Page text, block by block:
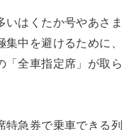
はくたか号やあさま
中を避けるために、
「全車指定席」が取ら
特急券で乗車できる列